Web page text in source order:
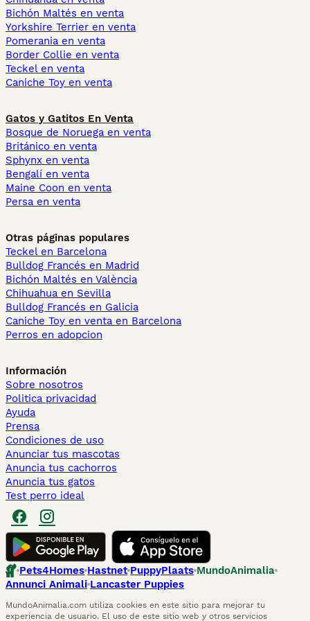
Bichón Maltés en venta
Yorkshire Terrier en venta
Pomerania en venta
Border Collie en venta
Teckel en venta
Caniche Toy en venta
Gatos y Gatitos En Venta
Bosque de Noruega en venta
Británico en venta
Sphynx en venta
Bengalí en venta
Maine Coon en venta
Persa en venta
Otras páginas populares
Teckel en Barcelona
Bulldog Francés en Madrid
Bichón Maltés en València
Chihuahua en Sevilla
Bulldog Francés en Galicia
Caniche Toy en venta en Barcelona
Perros en adopcion
Información
Sobre nosotros
Politica privacidad
Ayuda
Prensa
Condiciones de uso
Anunciar tus mascotas
Anuncia tus cachorros
Anuncia tus gatos
Test perro ideal
Pets4Homes Hastnet PuppyPlaats MundoAnimalia
Annunci Animali Lancaster Puppies
MundoAnimalia.com utiliza cookies en este sitio para mejorar tu
experiencia de usuario. El uso de este sitio web y otros servicios